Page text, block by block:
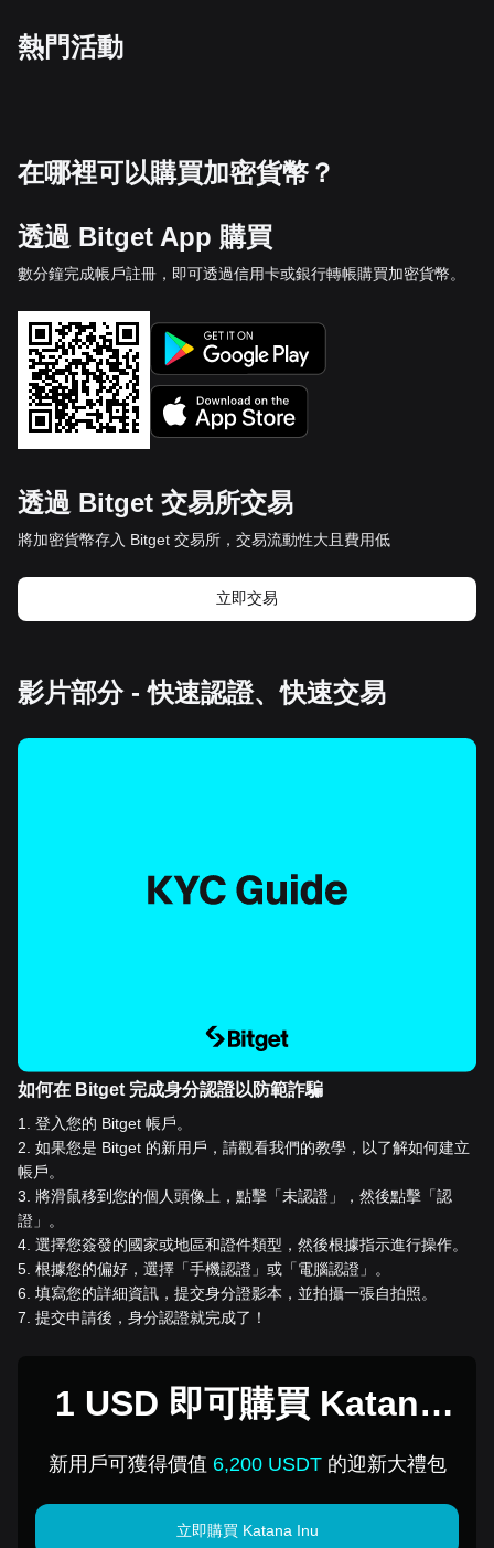
熱門活動
在哪裡可以購買加密貨幣？
透過 Bitget App 購買
數分鐘完成帳戶註冊，即可透過信用卡或銀行轉帳購買加密貨幣。
透過 Bitget 交易所交易
將加密貨幣存入 Bitget 交易所，交易流動性大且費用低
立即交易
影片部分 - 快速認證、快速交易
如何在 Bitget 完成身分認證以防範詐騙
1
登入您的 Bitget 帳戶。
2 如果您是 Bitget 的新用戶，請觀看我們的教學，以了解如何建立
帳戶。
3 將滑鼠移到您的個人頭像上，點擊「未認證」，然後點擊「認
證」。
4 選擇您簽發的國家或地區和證件類型，然後根據指示進行操作。
5 根據您的偏好，選擇「手機認證」或「電腦認證」。
6 填寫您的詳細資訊，提交身分證影本，並拍攝一張自拍照。
7 提交申請後，身分認證就完成了！
1 USD 即可購買 Katana
新用戶可獲得價值 6,200 USDT的迎新大禮包
立即購買 Katana Inu